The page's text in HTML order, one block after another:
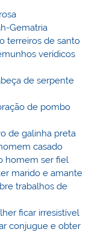
Gematria
terreiros de santo
verídicos
de serpente
de pombo
de galinha preta
casado
homem ser fiel
marido e amante
trabalhos de
ficar irresistível
conjugue e obter